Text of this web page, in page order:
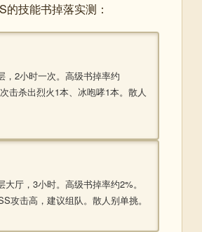
的技能书掉落实测：
，2小时一次。高级书掉率约
击杀出烈火1本、冰咆哮1本。散人
大厅，3小时。高级书掉率约2%。
攻击高，建议组队。散人别单挑。